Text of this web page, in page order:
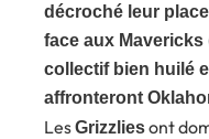
décroché leur
face aux Mavericks
collectif bien huilé
affronteront
LesGrizzliesont